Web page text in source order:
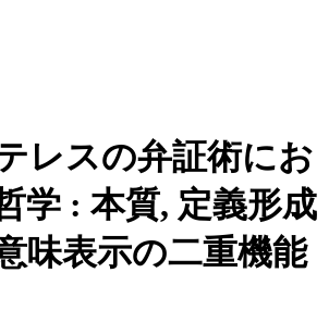
レスの弁証術にお
学 : 本質, 定義形成
味表示の二重機能